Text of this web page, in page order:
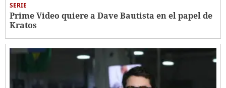
SERIE
Prime Video quiere a Dave Bautista en el papel de
Kratos